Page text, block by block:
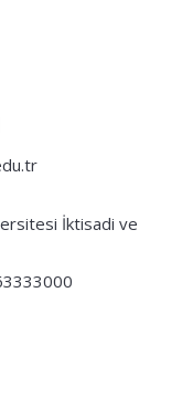
İktisadi ve